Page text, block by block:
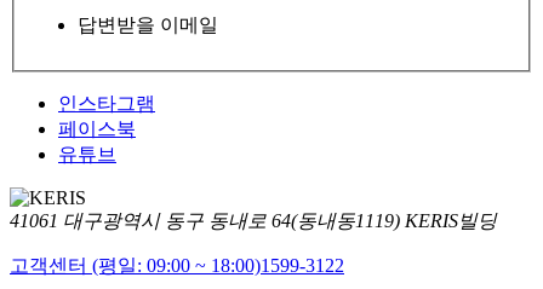
답변받을 이메일
인스타그램
페이스북
유튜브
41061 대구광역시 동구 동내로 64(동내동1119) KERIS빌딩
고객센터 (평일: 09:00 ~ 18:00)1599-3122